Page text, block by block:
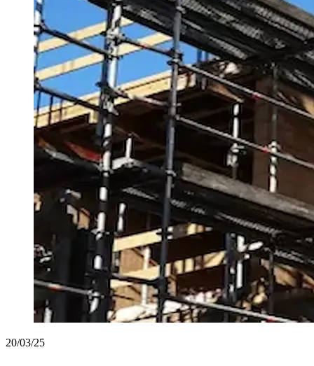
20/03/25